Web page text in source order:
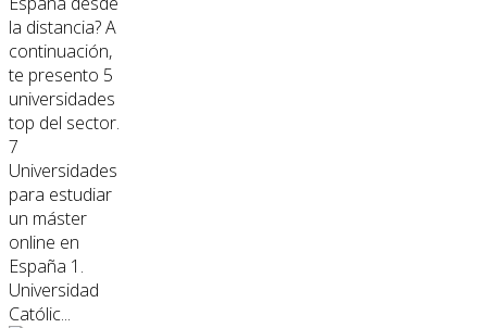
la distancia? A
continuación,
te presento 5
universidades
top del sector.
7
Universidades
para estudiar
un máster
online en
España 1.
Universidad
Católic...